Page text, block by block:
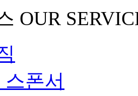
OUR
폰서